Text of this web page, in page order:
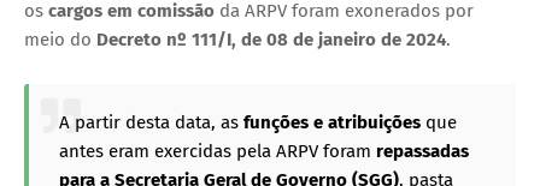
os cargos em comissão da ARPV foram exonerados por
meio do Decreto nº 111/I, de 08 de janeiro de 2024.
A partir desta data, as funções e atribuições que
antes eram exercidas pela ARPV foram repassadas
para a Secretaria Geral de Governo (SGG), pasta